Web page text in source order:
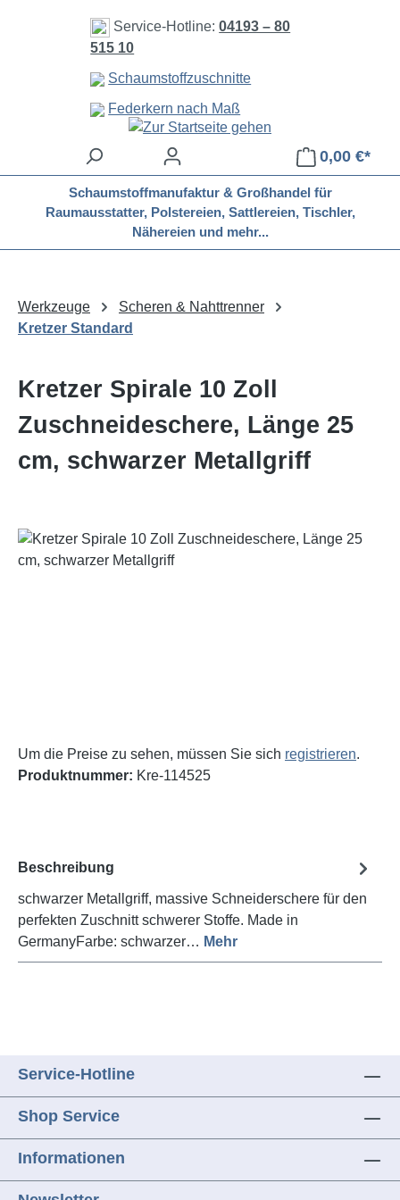
Zum Hauptinhalt springen
Service-Hotline:04193 – 80
515 10
Schaumstoffzuschnitte
Federkern nach Maß
0,00 €*
Schaumstoffmanufaktur & Großhandel für
Raumausstatter, Polstereien, Sattlereien, Tischler,
Nähereien und mehr...
Werkzeuge
Scheren & Nahttrenner
Kretzer Standard
Kretzer Spirale 10 Zoll
Zuschneideschere, Länge 25
cm, schwarzer Metallgriff
Bildergalerie überspringen
Um die Preise zu sehen, müssen Sie sich registrieren.
Produktnummer: Kre-114525
Beschreibung
schwarzer Metallgriff, massive Schneiderschere für den
perfekten Zuschnitt schwerer Stoffe. Made in
GermanyFarbe: schwarzer… Mehr
Service-Hotline
Shop Service
Informationen